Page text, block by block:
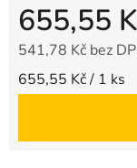
655,55
541,78 Kč bez
Měrná cena:
655,55 Kč / 1 ks